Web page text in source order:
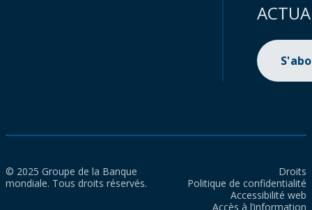
© 2025 Groupe de la Banque
mondiale. Tous droits réservés.
Droits
Politique de confidentialité
Accessibilité web
Accès à l’information